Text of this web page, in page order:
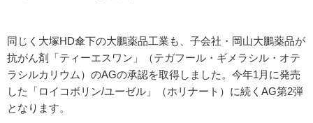
同じく大塚HD傘下の大鵬薬品工業も、子会社・岡山大鵬薬品が
抗がん剤「ティーエスワン」（テガフール・ギメラシル・オテ
ラシルカリウム）のAGの承認を取得しました。今年1月に発売
した「ロイコボリン/ユーゼル」（ホリナート）に続くAG第2弾
となります。